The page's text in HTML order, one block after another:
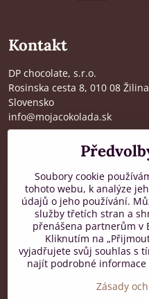
Kontakt
DP chocolate, s.r.o.
Rosinska cesta 8, 010 08 Žilina
Slovensko
info@mojacokolada.sk
Kde nás najdete
Zákaznická
od 8:00 do 16:00, PO-PÁ
+421 917 436 795
Soubory cookie
tohoto webu, k analýze
údajů o jeho používání.
služby třetích stran a
přenášena partnerům v
Kliknutím na
vyjadřujete svůj souhlas s
najít podrobné
Zásady